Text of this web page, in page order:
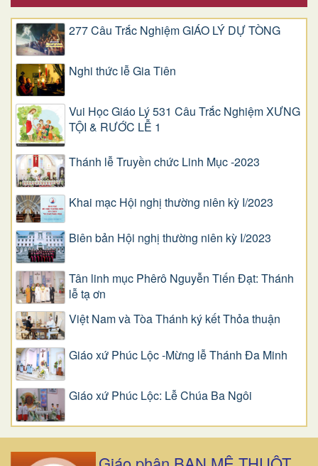
277 Câu Trắc Nghiệm GIÁO LÝ DỰ TÒNG
Nghi thức lễ Gia Tiên
Vui Học Giáo Lý 531 Câu Trắc Nghiệm XƯNG
TỘI & RƯỚC LỄ 1
Thánh lễ Truyền chức Linh Mục -2023
Khai mạc Hội nghị thường niên kỳ I/2023
Biên bản Hội nghị thường niên kỳ I/2023
Tân linh mục Phêrô Nguyễn Tiến Đạt: Thánh
lễ tạ ơn
Việt Nam và Tòa Thánh ký kết Thỏa thuận
Giáo xứ Phúc Lộc -Mừng lễ Thánh Đa Minh
Giáo xứ Phúc Lộc: Lễ Chúa Ba Ngôi